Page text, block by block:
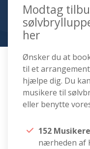
Modtag
her
Ønsker du at
til et
hjælpe dig. Du
musikere til
eller benytte
152
nærheden af